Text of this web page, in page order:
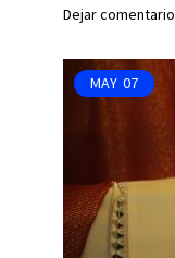
Dejar comentario
MAY 07